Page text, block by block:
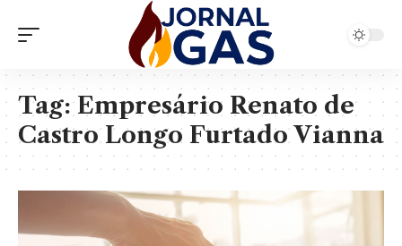
Tag:Empresário Renato de
Castro Longo Furtado Vianna